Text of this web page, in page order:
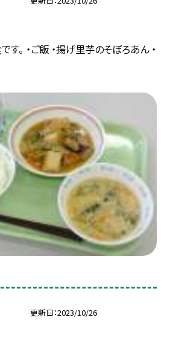
す。 ・ご飯 ・揚げ里芋のそぼろあん ・
更新日 2023/10/26